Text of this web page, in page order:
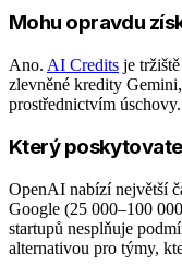
Mohu opravdu
Ano. AI Credits je
zlevněné kredity
prostřednictvím
Který
OpenAI nabízí největší
Google (25 000–100
startupů nesplňuje
alternativou pro týmy,